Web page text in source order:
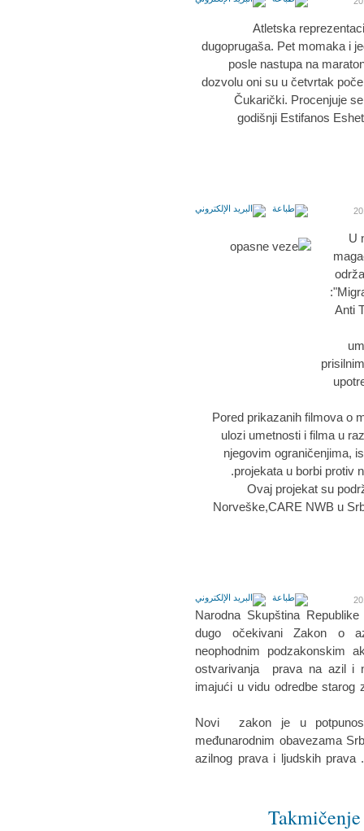
Atletska
dugoprugaša. Pet momaka i
posle nastupa na
dozvolu oni su u četvrtak
Čukarički. Procenjuje
godišnji Estifanos
U
Anti
Pored prikazanih filmova o
ulozi umetnosti i filma u
njegovim ograničenjima,
projekata u borbi protiv
Ovaj projekat su
Norveške,CARE NWB u
Narodna Skupština
dugo očekivani Zakon o
neophodnim
ostvarivanja prava na azil i
imajući u vidu odredbe starog
Novi zakon je u
međunarodnim obavezama
azilnog prava i ljudskih